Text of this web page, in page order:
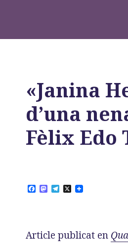
«Janina
d’una
Fèlix Edo
F
o
M
o
T
a
m
X
Article publicat en